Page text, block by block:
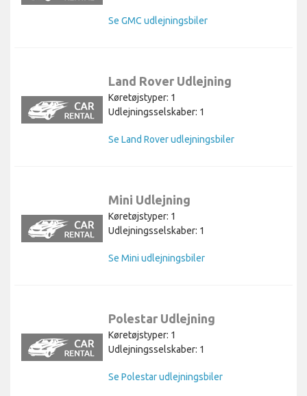
Se GMC udlejningsbiler
Land Rover Udlejning
Køretøjstyper: 1
Udlejningsselskaber: 1
Se Land Rover udlejningsbiler
Mini Udlejning
Køretøjstyper: 1
Udlejningsselskaber: 1
Se Mini udlejningsbiler
Polestar Udlejning
Køretøjstyper: 1
Udlejningsselskaber: 1
Se Polestar udlejningsbiler